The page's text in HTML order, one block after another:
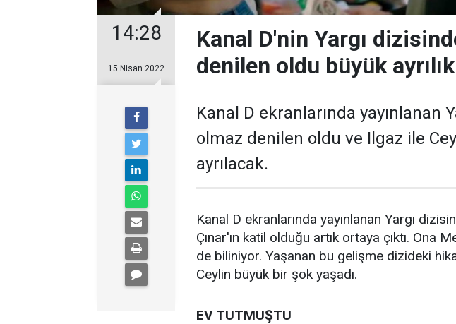
14:28
15 Nisan 2022
Kanal D'nin Yargı
denilen oldu büyük ayrılık
Kanal D ekranlarında yayınlanan
olmaz denilen oldu ve Ilgaz ile
ayrılacak.
Kanal D ekranlarında yayınlanan Yargı
Çınar'ın katil olduğu artık ortaya çıktı. Ona
de biliniyor. Yaşanan bu gelişme dizideki
Ceylin büyük bir şok yaşadı.
EV TUTMUŞTU